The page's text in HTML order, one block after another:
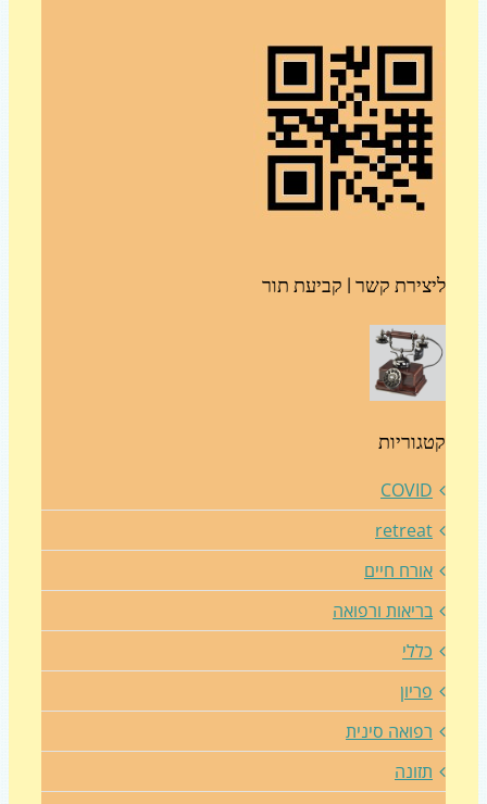
קשר | קביעת תור
חיים
ורפואה
סינית